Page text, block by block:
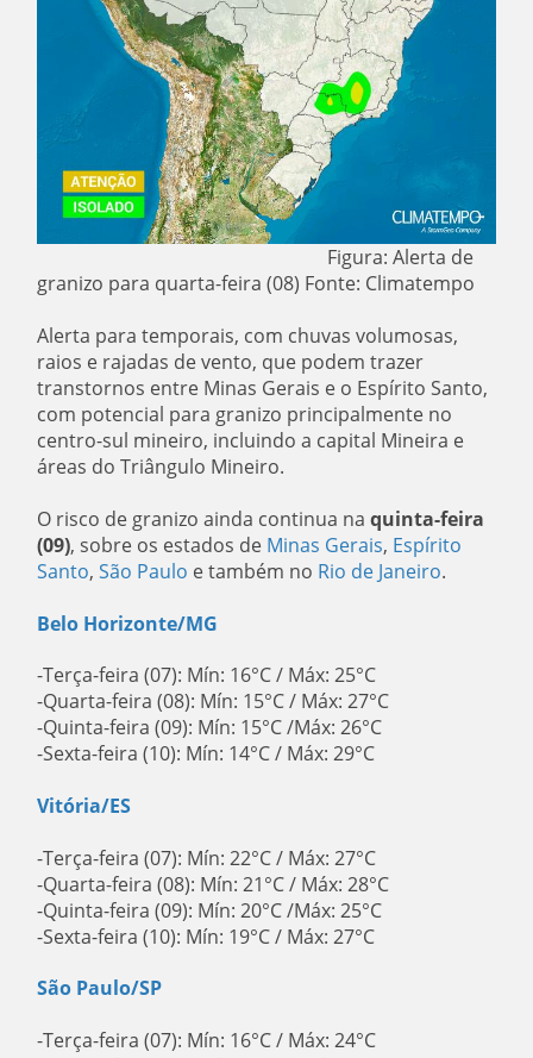
Figura: Alerta de
granizo para quarta-feira (08) Fonte: Climatempo
Alerta para temporais, com chuvas volumosas,
raios e rajadas de vento, que podem trazer
transtornos entre Minas Gerais e o Espírito Santo,
com potencial para granizo principalmente no
centro-sul mineiro, incluindo a capital Mineira e
áreas do Triângulo Mineiro.
O risco de granizo ainda continua naquinta-feira
(09), sobre os estados de Minas Gerais, Espírito
Santo,São Paulo e também no Rio de Janeiro.
Belo Horizonte/MG
-Terça-feira (07): Mín: 16°C / Máx: 25°C
-Quarta-feira (08): Mín: 15°C / Máx: 27°C
-Quinta-feira (09): Mín: 15°C /Máx: 26°C
-Sexta-feira (10): Mín: 14°C / Máx: 29°C
Vitória/ES
-Terça-feira (07): Mín: 22°C / Máx: 27°C
-Quarta-feira (08): Mín: 21°C / Máx: 28°C
-Quinta-feira (09): Mín: 20°C /Máx: 25°C
-Sexta-feira (10): Mín: 19°C / Máx: 27°C
São Paulo/SP
-Terça-feira (07): Mín: 16°C / Máx: 24°C